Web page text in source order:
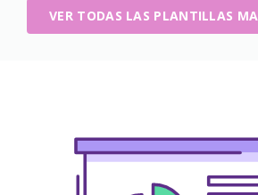
VER TODAS LAS PLANTILLAS